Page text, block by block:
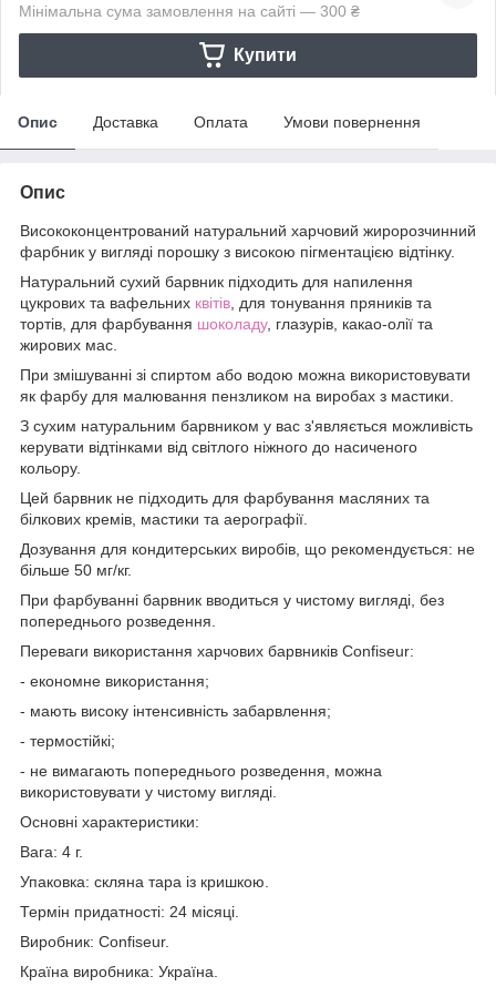
Мінімальна сума замовлення на сайті — 300 ₴
Купити
Опис Доставка Оплата Умови повернення
Опис
Висококонцентрований натуральний харчовий жиророзчинний
фарбник у вигляді порошку з високою пігментацією відтінку.
Натуральний сухий барвник підходить для напилення
цукрових та вафельних квітів , для тонування пряників та
тортів, для фарбування шоколаду, глазурів, какао-олії та
жирових мас.
При змішуванні зі спиртом або водою можна використовувати
як фарбу для малювання пензликом на виробах з мастики.
З сухим натуральним барвником у вас з'являється можливість
керувати відтінками від світлого ніжного до насиченого
кольору.
Цей барвник не підходить для фарбування масляних та
білкових кремів, мастики та аерографії.
Дозування для кондитерських виробів, що рекомендується: не
більше 50 мг/кг.
При фарбуванні барвник вводиться у чистому вигляді, без
попереднього розведення.
Переваги використання харчових барвників Confiseur:
- економне використання;
- мають високу інтенсивність забарвлення;
- термостійкі;
- не вимагають попереднього розведення, можна
використовувати у чистому вигляді.
Основні характеристики:
Вага: 4 г.
Упаковка: скляна тара із кришкою.
Термін придатності: 24 місяці.
Виробник: Confiseur.
Країна виробника: Україна.